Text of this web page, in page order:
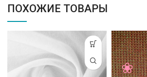
ПОХОЖИЕ ТОВАРЫ